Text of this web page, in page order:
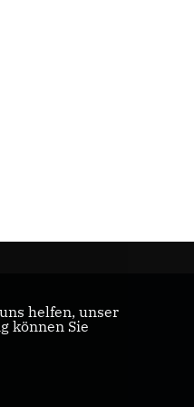
helfen, unser
können Sie